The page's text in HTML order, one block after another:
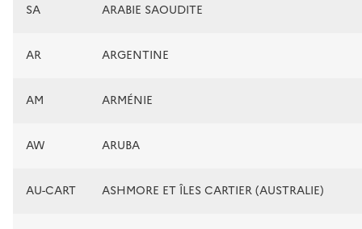
SA ARABIE SAOUDITE
AR ARGENTINE
AM ARMÉNIE
AW ARUBA
AU-CART ASHMORE ET ÎLES CARTIER (AUSTRALIE)